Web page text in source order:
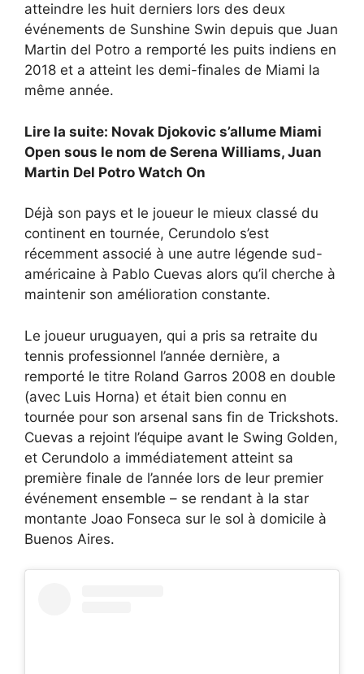
atteindre les huit derniers lors des deux
événements de Sunshine Swin depuis que Juan
Martin del Potro a remporté les puits indiens en
2018 et a atteint les demi-finales de Miami la
même année.
Lire la suite: Novak Djokovic s’allume Miami
Open sous le nom de Serena Williams, Juan
Martin Del Potro Watch On
Déjà son pays et le joueur le mieux classé du
continent en tournée, Cerundolo s’est
récemment associé à une autre légende sud-
américaine à Pablo Cuevas alors qu’il cherche à
maintenir son amélioration constante.
Le joueur uruguayen, qui a pris sa retraite du
tennis professionnel l’année dernière, a
remporté le titre Roland Garros 2008 en double
(avec Luis Horna) et était bien connu en
tournée pour son arsenal sans fin de Trickshots.
Cuevas a rejoint l’équipe avant le Swing Golden,
et Cerundolo a immédiatement atteint sa
première finale de l’année lors de leur premier
événement ensemble – se rendant à la star
montante Joao Fonseca sur le sol à domicile à
Buenos Aires.